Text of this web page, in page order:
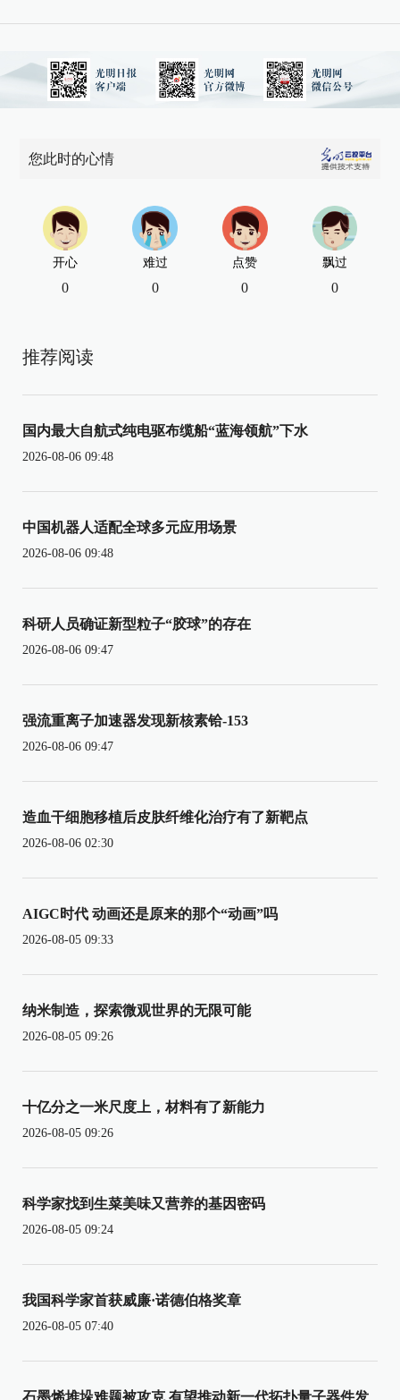
您此时的心情
开心
0
难过
0
点赞
0
飘过
0
推荐阅读
国内最大自航式纯电驱布缆船“蓝海领航”下水
2026-08-06 09:48
中国机器人适配全球多元应用场景
2026-08-06 09:48
科研人员确证新型粒子“胶球”的存在
2026-08-06 09:47
强流重离子加速器发现新核素铪-153
2026-08-06 09:47
造血干细胞移植后皮肤纤维化治疗有了新靶点
2026-08-06 02:30
AIGC时代 动画还是原来的那个“动画”吗
2026-08-05 09:33
纳米制造，探索微观世界的无限可能
2026-08-05 09:26
十亿分之一米尺度上，材料有了新能力
2026-08-05 09:26
科学家找到生菜美味又营养的基因密码
2026-08-05 09:24
我国科学家首获威廉·诺德伯格奖章
2026-08-05 07:40
石墨烯堆垛难题被攻克 有望推动新一代拓扑量子器件发